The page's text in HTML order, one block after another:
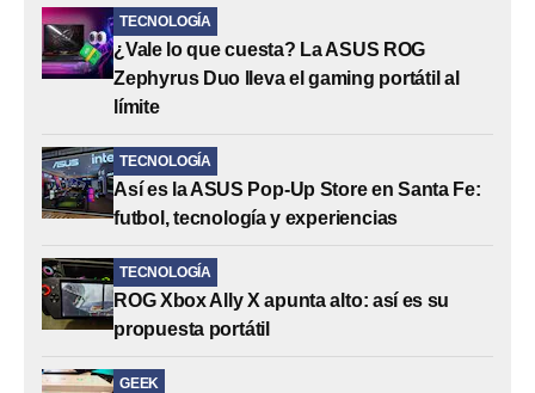
TECNOLOGÍA
¿Vale lo que cuesta? La ASUS ROG
Zephyrus Duo lleva el gaming portátil al
límite
TECNOLOGÍA
Así es la ASUS Pop-Up Store en Santa Fe:
futbol, tecnología y experiencias
TECNOLOGÍA
ROG Xbox Ally X apunta alto: así es su
propuesta portátil
GEEK